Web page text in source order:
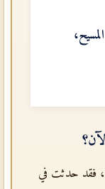
،
فقد حدثت في